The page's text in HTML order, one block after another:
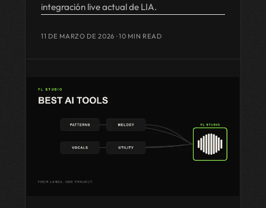
integración live actual de LIA.
11 DE MARZO DE 2026 · 10 MIN READ